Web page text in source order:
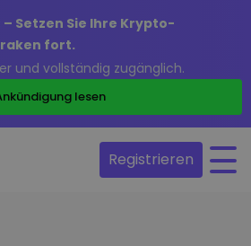
Setzen Sie Ihre Krypto-
fort.
und vollständig zugänglich.
lesen
Registrieren